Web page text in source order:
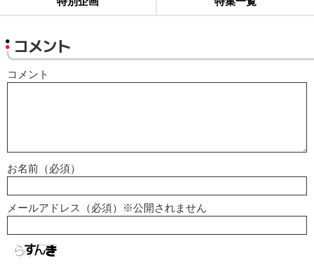
コメント
コメント
お名前（必須）
メールアドレス（必須）※公開されません